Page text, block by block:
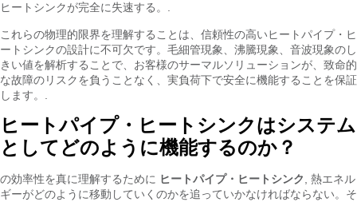
ヒートシンクが完全に失速する。.
これらの物理的限界を理解することは、信頼性の高いヒートパイプ・ヒ
ートシンクの設計に不可欠です。毛細管現象、沸騰現象、音波現象のし
きい値を解析することで、お客様のサーマルソリューションが、致命的
な故障のリスクを負うことなく、実負荷下で安全に機能することを保証
します。.
ヒートパイプ・ヒートシンクはシステム
としてどのように機能するのか？
の効率性を真に理解するために ヒートパイプ・ヒートシンク
, 熱エネル
ギーがどのように移動していくのかを追っていかなければならない。そ